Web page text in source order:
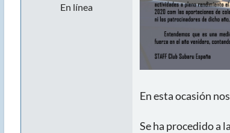
En línea
En esta ocasión
Se ha procedido a